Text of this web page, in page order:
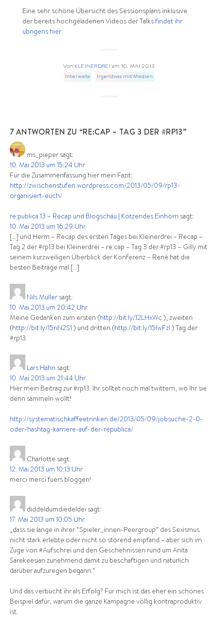
Eine sehr schöne Übersicht des Sessionsplans inklusive
der bereits hochgeladenen Videos der Talks findet ihr
übrigens hier.
Von KLEINERDREI am 10. MAI 2013
Interwebs
Irgendwas mit Medien
7 ANTWORTEN ZU “RE:CAP – TAG 3 DER #RP13”
ms_pieper sagt:
10. Mai 2013 um 15:24 Uhr
Für die Zusammenfassung hier mein Fazit:
http://zwischenstufen.wordpress.com/2013/05/09/rp13-
organisiert-euch/
re:publica 13 – Recap und Blogschau | Kotzendes Einhorn sagt:
10. Mai 2013 um 16:29 Uhr
[…] und Herm – Recap des ersten Tages bei Kleinerdrei – Recap –
Tag 2 der #rp13 bei Kleinerdrei – re:cap – Tag 3 der #rp13 – Gilly mit
seinem kurzweiligen Überblick der Konferenz – René hat die
besten Beiträge mal […]
Nils Müller sagt:
10. Mai 2013 um 20:42 Uhr
Meine Gedanken zum ersten (http://bit.ly/12LHxWc ), zweiten
(http://bit.ly/15nN2S1 ) und dritten (http://bit.ly/15IwFzl ) Tag der
#rp13
Lars Hahn sagt:
10. Mai 2013 um 21:44 Uhr
Hier mein Beitrag zur #rp13. Ihr solltet noch mal twittern, wo Ihr sie
denn sammeln wollt!
http://systematischkaffeetrinken.de/2013/05/09/jobsuche-2-0-
oder-hashtag-karriere-auf-der-republica/
Charlotte sagt:
12. Mai 2013 um 10:13 Uhr
merci merci fuers bloggen!
diddeldumdiedeldei sagt:
17. Mai 2013 um 10:05 Uhr
„dass sie lange in ihrer “Spieler_innen-Peergroup” des Sexismus
nicht stark erlebte oder nicht so störend empfand – aber sich im
Zuge von #Aufschrei und den Geschehnissen rund um Anita
Sarekeesian zunehmend damit zu beschäftigen und natürlich
darüber aufzuregen begann.“
Und das verbucht ihr als Erfolg? Für mich ist das eher ein schönes
Beispiel dafür, warum die ganze Kampagne völlig kontraproduktiv
ist.